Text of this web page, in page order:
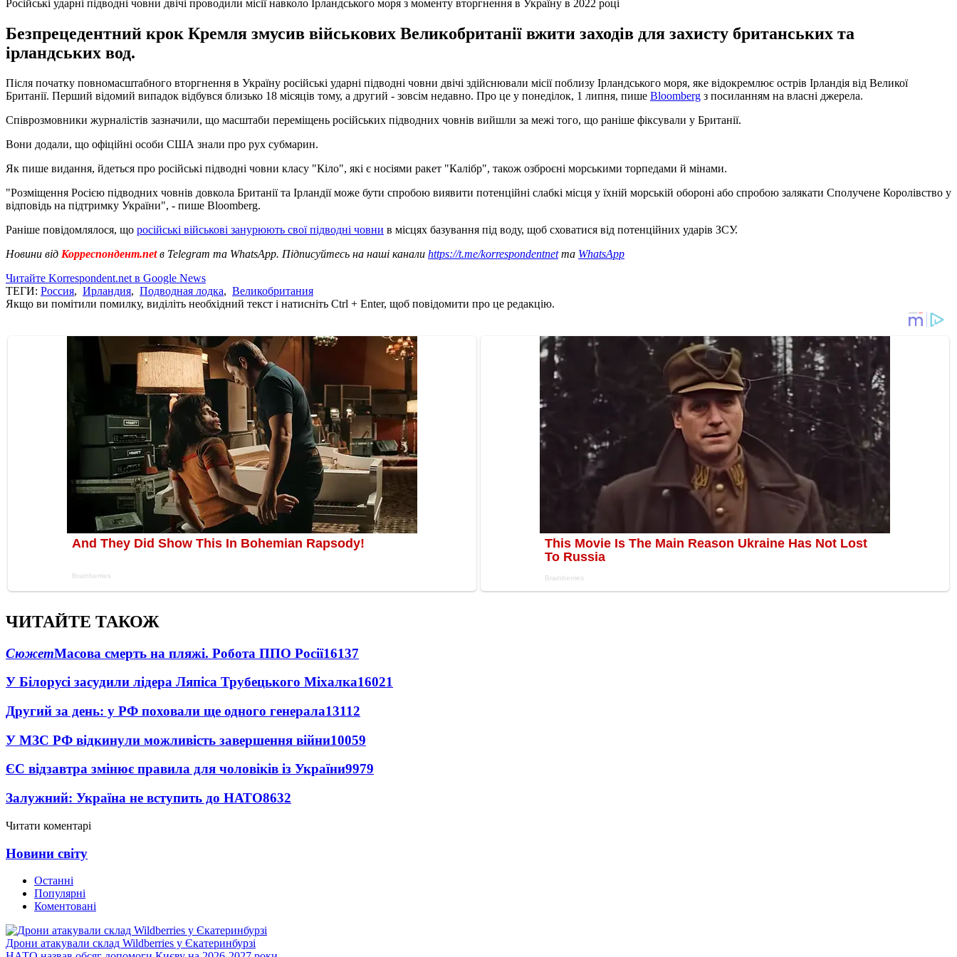
Російські ударні підводні човни двічі проводили місії навколо Ірландського моря з моменту вторгнення в Україну в 2022 році
Безпрецедентний крок Кремля змусив військових Великобританії вжити заходів для захисту британських та
ірландських вод.
Після початку повномасштабного вторгнення в Україну російські ударні підводні човни двічі здійснювали місії поблизу Ірландського моря, яке відокремлює острів Ірландія від Великої
Британії. Перший відомий випадок відбувся близько 18 місяців тому, а другий - зовсім недавно. Про це у понеділок, 1 липня, пише Bloomberg з посиланням на власні джерела.
Співрозмовники журналістів зазначили, що масштаби переміщень російських підводних човнів вийшли за межі того, що раніше фіксували у Британії.
Вони додали, що офіційні особи США знали про рух субмарин.
Як пише видання, йдеться про російські підводні човни класу "Кіло", які є носіями ракет "Калібр", також озброєні морськими торпедами й мінами.
"Розміщення Росією підводних човнів довкола Британії та Ірландії може бути спробою виявити потенційні слабкі місця у їхній морській обороні або спробою залякати Сполучене Королівство у
відповідь на підтримку України", - пише Bloomberg.
Раніше повідомлялося, що російські військові занурюють свої підводні човни в місцях базування під воду, щоб сховатися від потенційних ударів ЗСУ.
Новини від Корреспондент.netв Telegram та WhatsApp. Підписуйтесь на наші канали https://t.me/korrespondentnetта WhatsApp
Читайте Korrespondent.net в Google News
ТЕГИ: Россия, Ирландия, Подводная лодка, Великобритания
Якщо ви помітили помилку, виділіть необхідний текст і натисніть Ctrl + Enter, щоб повідомити про це редакцію.
ЧИТАЙТЕ ТАКОЖ
СюжетМасова смерть на пляжі. Робота ППО Росії16137
У Білорусі засудили лідера Ляпіса Трубецького Міхалка16021
Другий за день: у РФ поховали ще одного генерала13112
У МЗС РФ відкинули можливість завершення війни10059
ЄС відзавтра змінює правила для чоловіків із України9979
Залужний: Україна не вступить до НАТО8632
Читати коментарі
Новини світу
Останні
Популярні
Коментовані
Дрони атакували склад Wildberries у Єкатеринбурзі